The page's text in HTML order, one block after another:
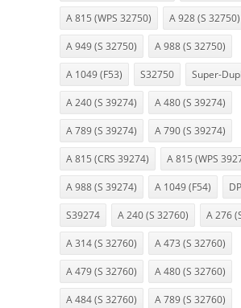
A 815 (WPS 32750) A 928 (S
A 949 (S 32750) A 988 (S 32750)
A 1049 (F53) S32750 Super-
A 240 (S 39274) A 480 (S 39274)
A 789 (S 39274) A 790 (S 39274)
A 815 (CRS 39274) A 815 (WPS
A 988 (S 39274) A 1049 (F54)
S39274 A 240 (S 32760) A 276
A 314 (S 32760) A 473 (S 32760)
A 479 (S 32760) A 480 (S 32760)
A 484 (S 32760) A 789 (S 32760)